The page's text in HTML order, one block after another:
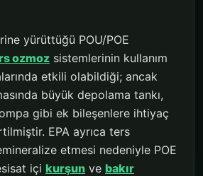
yürüttüğü POU/POE
ozmoz sistemlerinin kullanım
etkili olabildiği; ancak
büyük depolama tankı,
gibi ek bileşenlere ihtiyaç
EPA ayrıca ters
etmesi nedeniyle POE
içi kurşun ve bakır